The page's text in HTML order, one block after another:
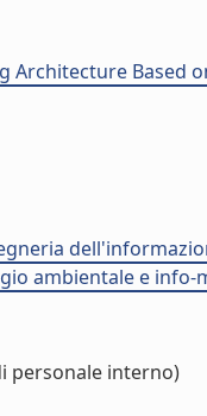
Architecture Based
ambientale e info-
personale interno)